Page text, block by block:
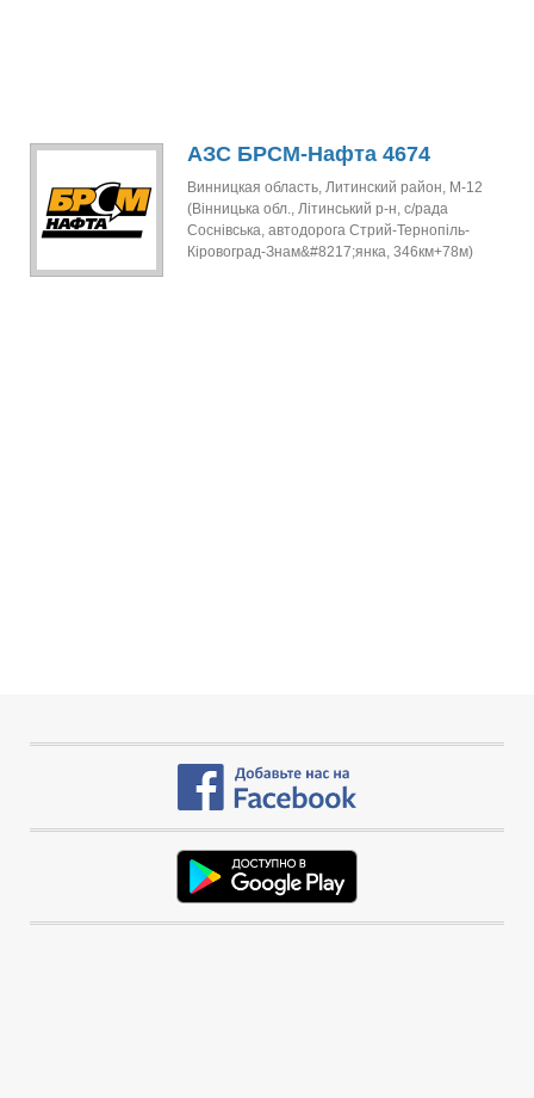
АЗС БРСМ-Нафта 4674
Винницкая область, Литинский район, М-12
(Вінницька обл., Літинський р-н, с/рада
Соснівська, автодорога Стрий-Тернопіль-
Кіровоград-Знам&#8217;янка, 346км+78м)